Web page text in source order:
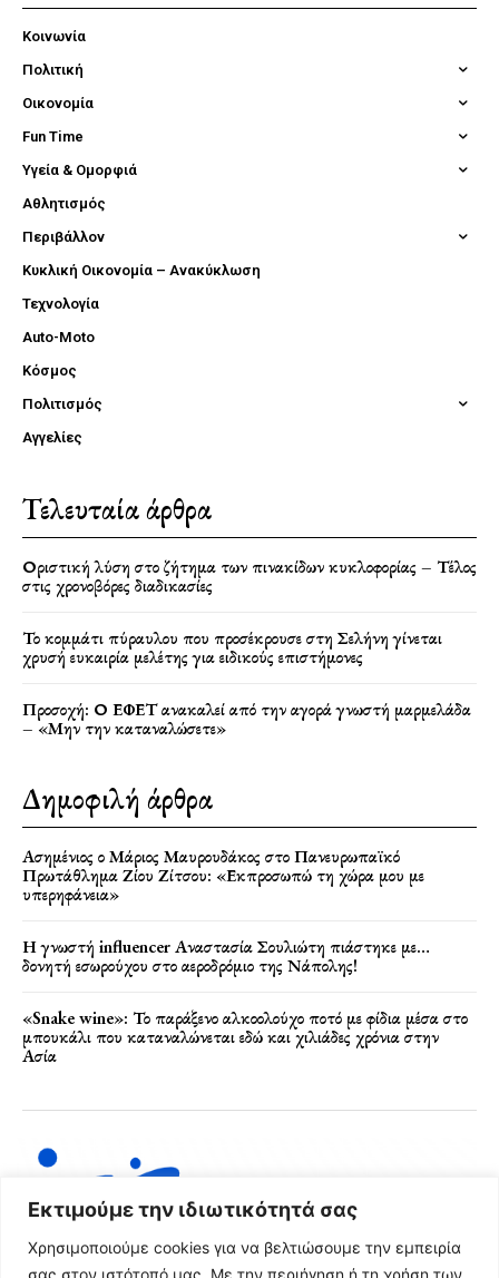
Εκτιμούμε την ιδιωτικότητά σας
Χρησιμοποιούμε cookies για να βελτιώσουμε την εμπειρία
σας στον ιστότοπό μας. Με την περιήγηση ή τη χρήση των
Κοινωνία
Πολιτική
Οικονομία
Fun Time
Υγεία & Ομορφιά
Αθλητισμός
Περιβάλλον
Κυκλική Οικονομία – Ανακύκλωση
Τεχνολογία
Auto-Moto
Κόσμος
Πολιτισμός
Αγγελίες
Τελευταία άρθρα
Οριστική λύση στο ζήτημα των πινακίδων κυκλοφορίας – Τέλος
στις χρονοβόρες διαδικασίες
Το κομμάτι πύραυλου που προσέκρουσε στη Σελήνη γίνεται
χρυσή ευκαιρία μελέτης για ειδικούς επιστήμονες
Προσοχή: Ο ΕΦΕΤ ανακαλεί από την αγορά γνωστή μαρμελάδα
– «Μην την καταναλώσετε»
Δημοφιλή άρθρα
Ασημένιος ο Μάριος Μαυρουδάκος στο Πανευρωπαϊκό
Πρωτάθλημα Ζίου Ζίτσου: «Εκπροσωπώ τη χώρα μου με
υπερηφάνεια»
Η γνωστή influencer Αναστασία Σουλιώτη πιάστηκε με…
δονητή εσωρούχου στο αεροδρόμιο της Νάπολης!
«Snake wine»: Το παράξενο αλκοολούχο ποτό με φίδια μέσα στο
μπουκάλι που καταναλώνεται εδώ και χιλιάδες χρόνια στην
Ασία